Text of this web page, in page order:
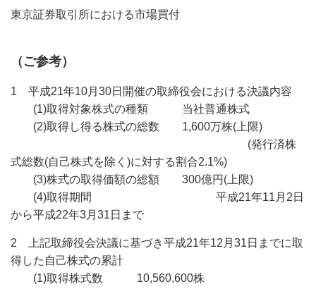
東京証券取引所における市場買付
（ご参考）
1 平成21年10月30日開催の取締役会における決議内容
(1)取得対象株式の種類 当社普通株式
(2)取得し得る株式の総数 1,600万株(上限)
(発行済株
式総数(自己株式を除く)に対する割合2.1%)
(3)株式の取得価額の総額 300億円(上限)
(4)取得期間 平成21年11月2日
から平成22年3月31日まで
2 上記取締役会決議に基づき平成21年12月31日までに取
得した自己株式の累計
(1)取得株式数 10,560,600株